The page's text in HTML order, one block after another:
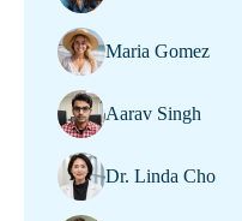
Maria Gomez
Aarav Singh
Dr. Linda Cho